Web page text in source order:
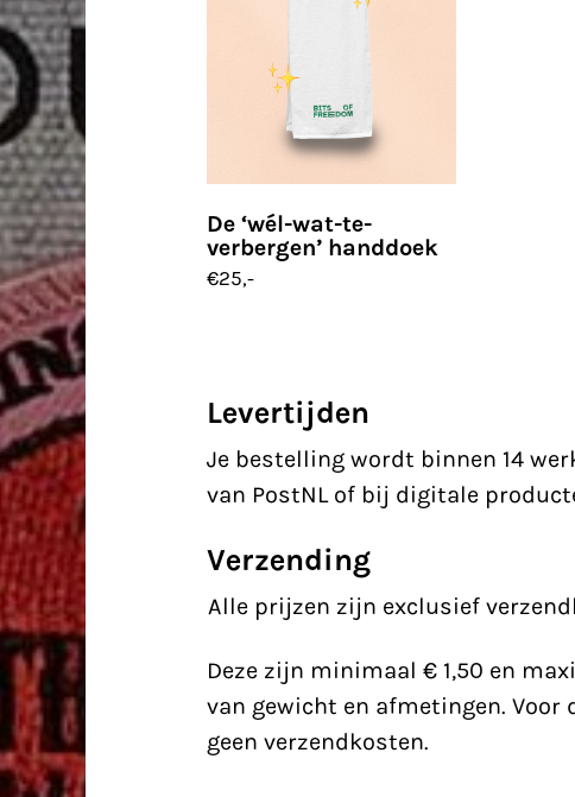
De ‘wél-wat-te-
verbergen’ handdoek
€25,-
Levertijden
Je bestelling wordt binnen 14
van PostNL of bij digitale
Verzending
Alle prijzen zijn exclusief
Deze zijn minimaal € 1,50 en
van gewicht en afmetingen.
geen verzendkosten.